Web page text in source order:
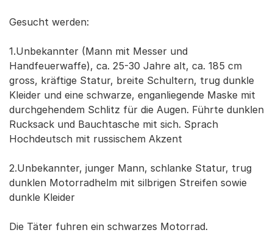
Gesucht werden:
1.Unbekannter (Mann mit Messer und
Handfeuerwaffe), ca. 25-30 Jahre alt, ca. 185 cm
gross, kräftige Statur, breite Schultern, trug dunkle
Kleider und eine schwarze, enganliegende Maske mit
durchgehendem Schlitz für die Augen. Führte dunklen
Rucksack und Bauchtasche mit sich. Sprach
Hochdeutsch mit russischem Akzent
2.Unbekannter, junger Mann, schlanke Statur, trug
dunklen Motorradhelm mit silbrigen Streifen sowie
dunkle Kleider
Die Täter fuhren ein schwarzes Motorrad.